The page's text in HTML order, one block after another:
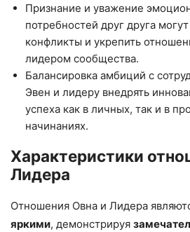
Признание и уважение
потребностей друг друга
конфликты и укрепить
лидером сообщества.
Балансировка амбиций с
Эвен и лидеру внедрять
успеха как в личных, так и в
начинаниях.
Характеристики
Лидера
Отношения Овна и Лидера
яркими, демонстрируя